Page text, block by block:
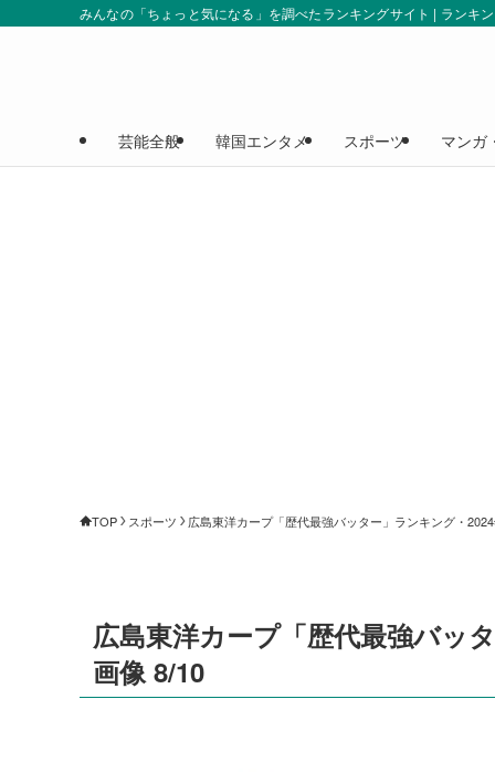
みんなの「ちょっと気になる」を調べたランキングサイト | ランキ
芸能全般 韓国エンタメ スポーツ マンガ
TOP スポーツ 広島東洋カープ「歴代最強バッター」ランキング・
広島東洋カープ「歴代最強バッ
画像 8/10